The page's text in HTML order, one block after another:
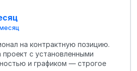
на контрактную позицию.
с установленными
и графиком — строгое